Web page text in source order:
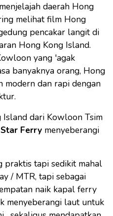
daerah Hong
melihat film Hong
pencakar langit di
Hong Kong Island.
yang 'agak
banyaknya orang, Hong
dan rapi dengan
dari Kowloon Tsim
Star Ferry menyeberangi
praktis tapi sedikit mahal
/ MTR, tapi sebagai
naik kapal ferry
menyeberangi laut untuk